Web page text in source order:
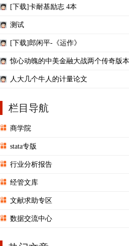
[下载]卡耐基励志 4本
测试
[下载]郎闲平-《运作》
惊心动魄的中美金融大战两个传奇版
人大几个牛人的计量论文
栏目导航
商学院
stata专版
行业分析报告
经管文库
文献求助专区
数据交流中心